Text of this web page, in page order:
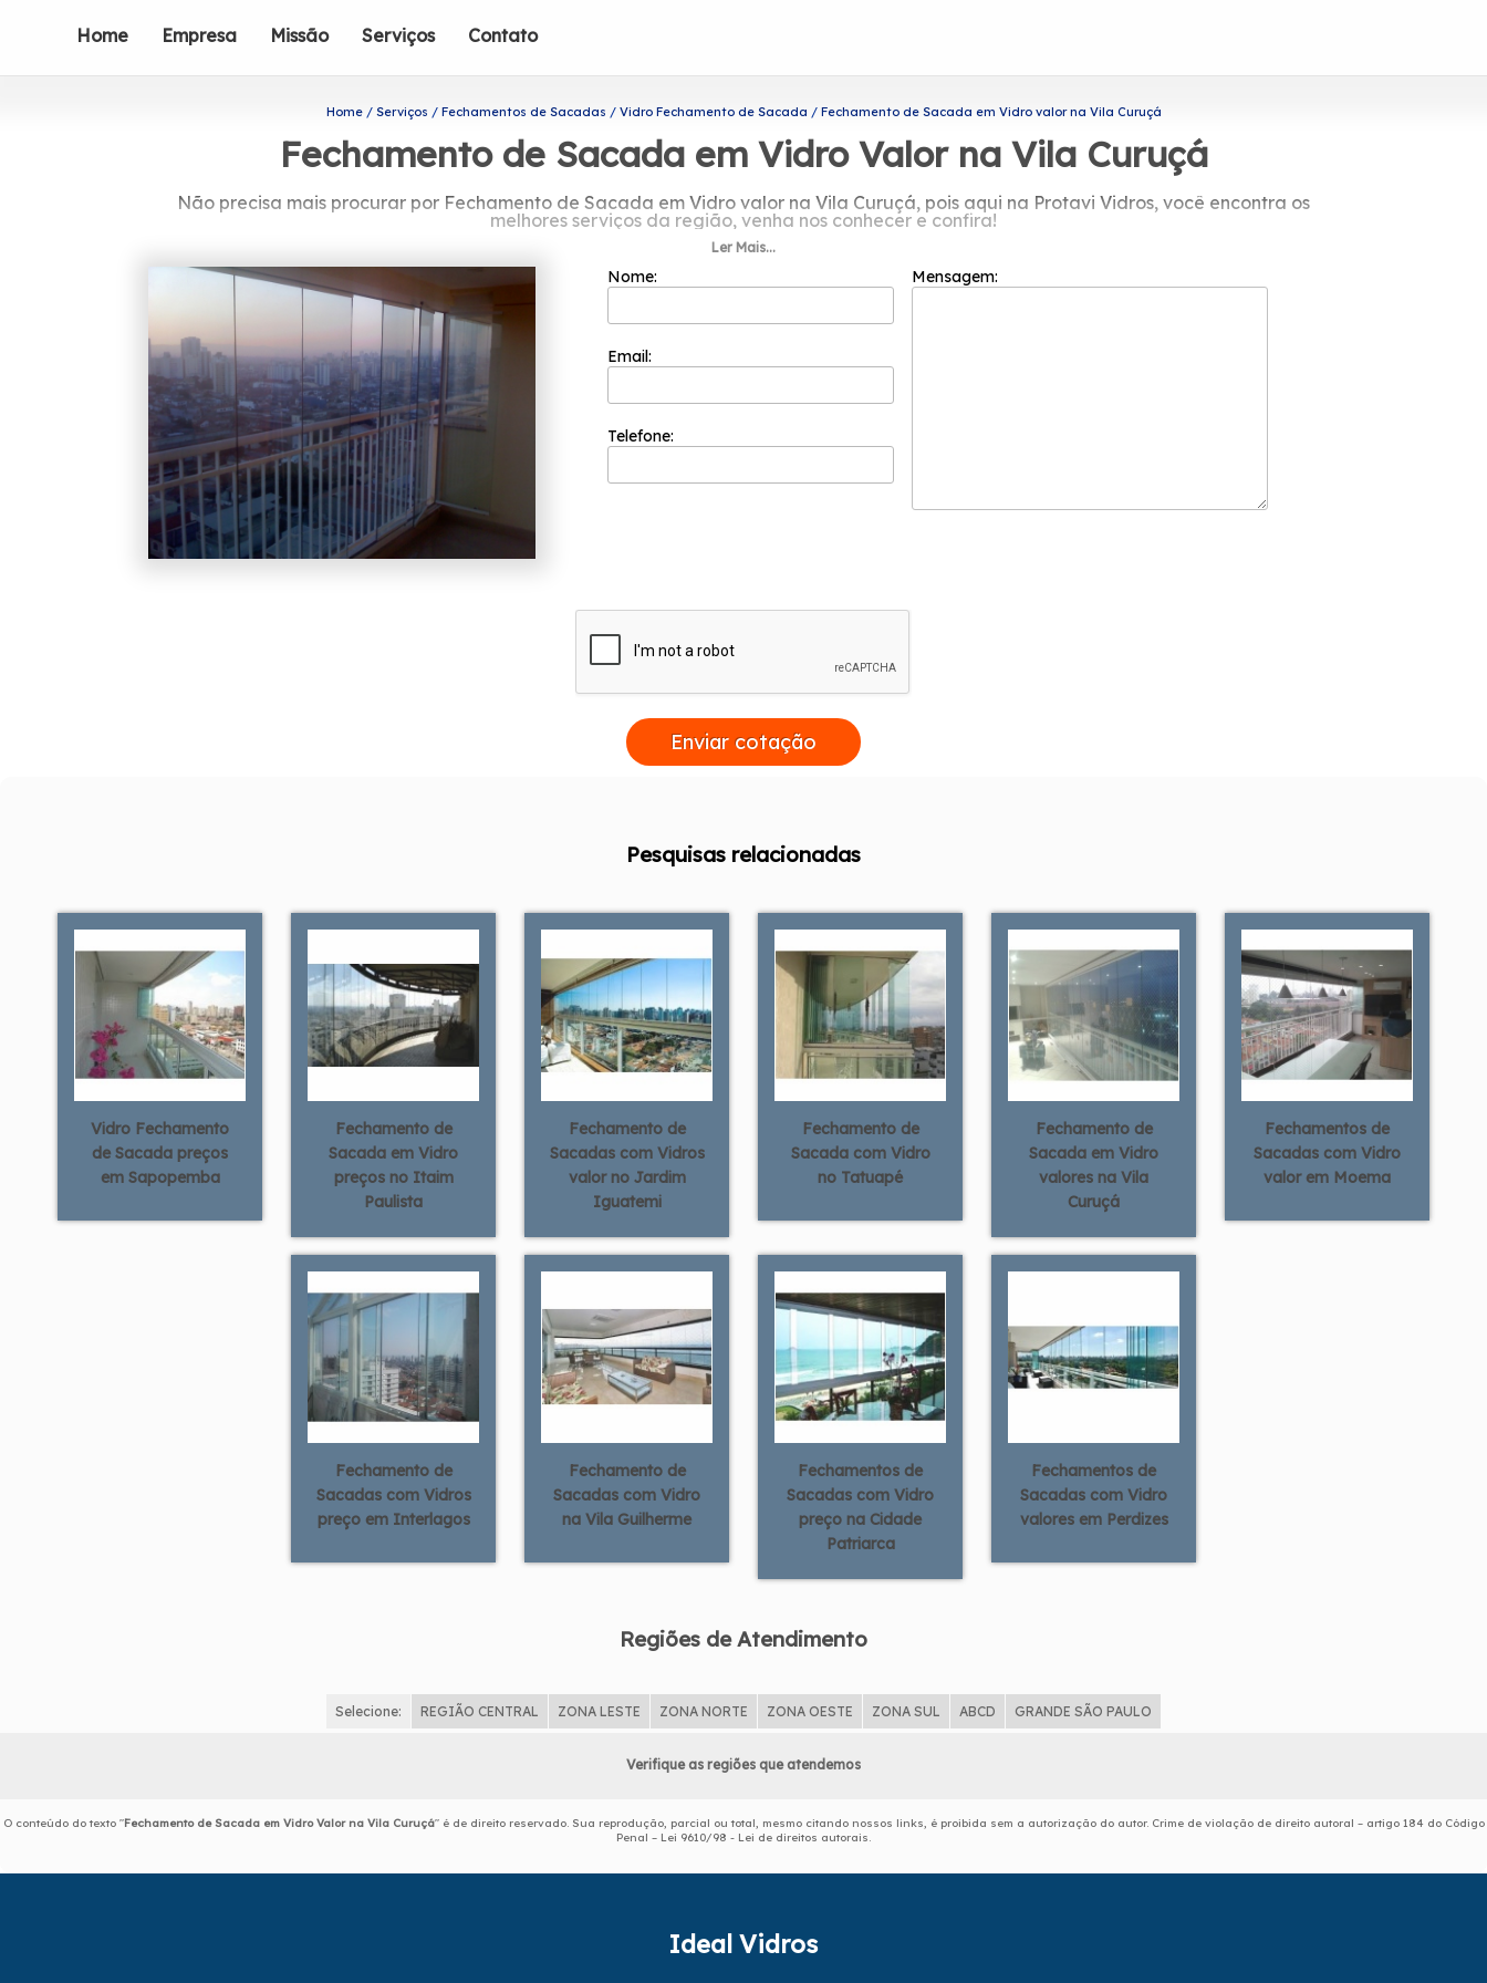
Home Empresa Missão Serviços Contato
Home Serviços Fechamentos de Sacadas Vidro Fechamento de Sacada Fechamento de Sacada em Vidro valor na Vila Curuçá
Fechamento de Sacada em Vidro Valor na Vila Curuçá
Não precisa mais procurar por Fechamento de Sacada em Vidro valor na Vila Curuçá, pois aqui na Protavi Vidros, você encontra os
melhores serviços da região, venha nos conhecer e confira!
A sua procura é por Fechamento de Sacada em Vidro valor na Vila Curuçá? Conte com a Protavi Vidros e tenha a solução que você
busca do setor de engenharia de vidros, são diversas opções de produtos e serviços oferecidas, como envidraçamento de sacadas, box
para banheiros e portas de vidro. Trabalhamos de forma comprometida, levando beleza e modernidade para o seu ambiente.
Ler Mais...
Nome:
Email:
Telefone:
Mensagem:
Enviar cotação
Pesquisas relacionadas
Vidro Fechamento
de Sacada preços
em Sapopemba
Fechamento de
Sacada em Vidro
preços no Itaim
Paulista
Fechamento de
Sacadas com Vidros
valor no Jardim
Iguatemi
Fechamento de
Sacada com Vidro
no Tatuapé
Fechamento de
Sacada em Vidro
valores na Vila
Curuçá
Fechamentos de
Sacadas com Vidro
valor em Moema
Fechamento de
Sacadas com Vidros
preço em Interlagos
Fechamento de
Sacadas com Vidro
na Vila Guilherme
Fechamentos de
Sacadas com Vidro
preço na Cidade
Patriarca
Fechamentos de
Sacadas com Vidro
valores em Perdizes
Regiões de Atendimento
Selecione: REGIÃO CENTRAL ZONA LESTE ZONA NORTE ZONA OESTE ZONA SUL ABCD GRANDE SÃO PAULO
Verifique as regiões que atendemos
O conteúdo do texto "Fechamento de Sacada em Vidro Valor na Vila Curuçá" é de direito reservado. Sua reprodução, parcial ou total, mesmo citando nossos links, é proibida sem a autorização do autor. Crime de violação de direito autoral – artigo 184 do Código
Penal – Lei 9610/98 - Lei de direitos autorais.
Ideal Vidros